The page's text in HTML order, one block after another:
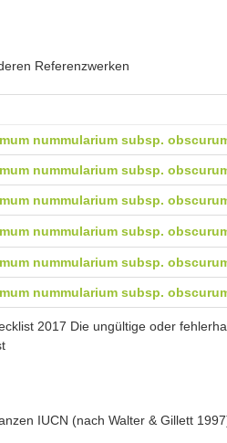
Referenzwerken
nummularium subsp.
nummularium subsp.
nummularium subsp.
nummularium subsp.
nummularium subsp.
nummularium subsp.
2017 Die ungültige oder
IUCN (nach Walter & Gillett